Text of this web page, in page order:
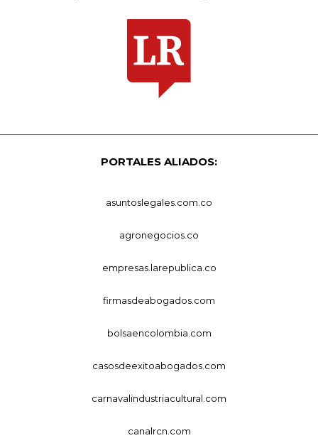
PORTALES ALIADOS:
asuntoslegales.com.co
agronegocios.co
empresas.larepublica.co
firmasdeabogados.com
bolsaencolombia.com
casosdeexitoabogados.com
carnavalindustriacultural.com
canalrcn.com